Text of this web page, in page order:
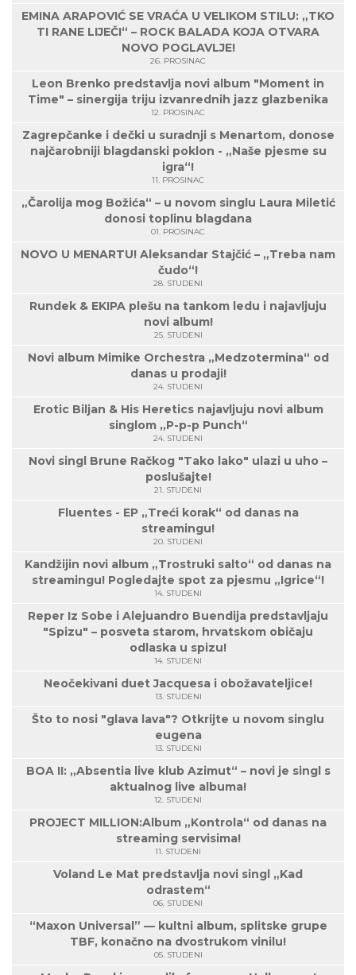
EMINA ARAPOVIĆ SE VRAĆA U VELIKOM STILU: „TKO
TI RANE LIJEČI“ – ROCK BALADA KOJA OTVARA
NOVO POGLAVLJE!
26. PROSINAC
Leon Brenko predstavlja novi album "Moment in
Time" – sinergija triju izvanrednih jazz glazbenika
12. PROSINAC
Zagrepčanke i dečki u suradnji s Menartom, donose
najčarobniji blagdanski poklon - „Naše pjesme su
igra“!
11. PROSINAC
„Čarolija mog Božića“ – u novom singlu Laura Miletić
donosi toplinu blagdana
01. PROSINAC
NOVO U MENARTU! Aleksandar Stajčić – „Treba nam
čudo“!
28. STUDENI
Rundek & EKIPA plešu na tankom ledu i najavljuju
novi album!
25. STUDENI
Novi album Mimike Orchestra „Medzotermina“ od
danas u prodaji!
24. STUDENI
Erotic Biljan & His Heretics najavljuju novi album
singlom „P-p-p Punch“
24. STUDENI
Novi singl Brune Račkog "Tako lako" ulazi u uho –
poslušajte!
21. STUDENI
Fluentes - EP „Treći korak“ od danas na
streamingu!
20. STUDENI
Kandžijin novi album „Trostruki salto“ od danas na
streamingu! Pogledajte spot za pjesmu „Igrice“!
14. STUDENI
Reper Iz Sobe i Alejuandro Buendija predstavljaju
"Spizu" – posveta starom, hrvatskom običaju
odlaska u spizu!
14. STUDENI
Neočekivani duet Jacquesa i obožavateljice!
13. STUDENI
Što to nosi "glava lava"? Otkrijte u novom singlu
eugena
13. STUDENI
BOA II: „Absentia live klub Azimut“ – novi je singl s
aktualnog live albuma!
12. STUDENI
PROJECT MILLION:Album „Kontrola“ od danas na
streaming servisima!
11. STUDENI
Voland Le Mat predstavlja novi singl „Kad
odrastem“
06. STUDENI
“Maxon Universal” — kultni album, splitske grupe
TBF, konačno na dvostrukom vinilu!
05. STUDENI